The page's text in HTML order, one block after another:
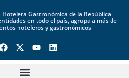
Hotelera Gastronómica de la República
en todo el país, agrupa a más de
hoteleros y gastronómicos.